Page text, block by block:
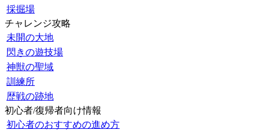
採掘場
チャレンジ攻略
未開の大地
閃きの遊技場
神獣の聖域
訓練所
歴戦の跡地
初心者/復帰者向け情報
初心者のおすすめの進め方